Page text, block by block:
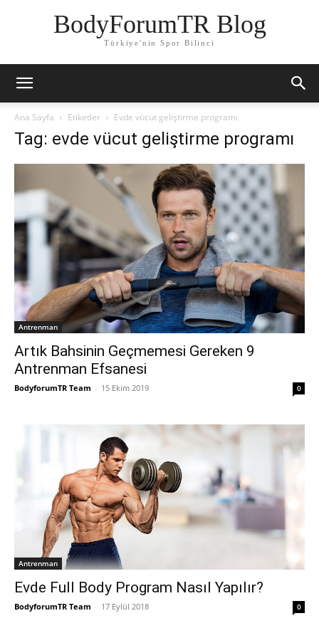
BodyForumTR Blog
Türkiye'nin Spor Bilinci
Ana Sayfa Etiketler Evde vücut geliştirme programı
Tag: evde vücut geliştirme programı
Antrenman
Artık Bahsinin Geçmemesi Gereken 9
Antrenman Efsanesi
BodyforumTR Team - 15 Ekim 2019 0
Antrenman
Evde Full Body Program Nasıl Yapılır?
BodyforumTR Team - 17 Eylül 2018 0